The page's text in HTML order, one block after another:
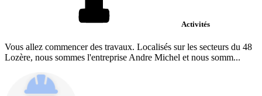
Activités
Vous allez commencer des travaux. Localisés sur les secteurs du 48
Lozère, nous sommes l'entreprise Andre Michel et nous somm...